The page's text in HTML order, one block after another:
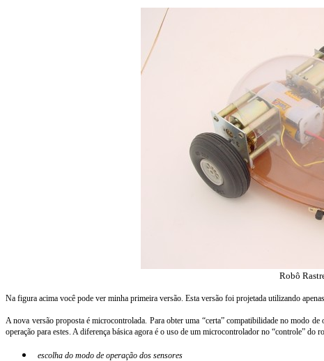
Robô
Na figura acima você pode ver minha primeira versão. Esta versão foi projetada utilizando
A nova versão proposta é microcontrolada. Para obter uma “certa” compatibilidade no modo
operação para estes. A diferença básica agora é o uso de um microcontrolador no “controle” do
escolha do modo de operação dos sensores